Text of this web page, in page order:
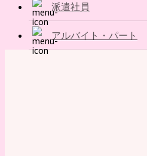
派遣社員
アルバイト・パート